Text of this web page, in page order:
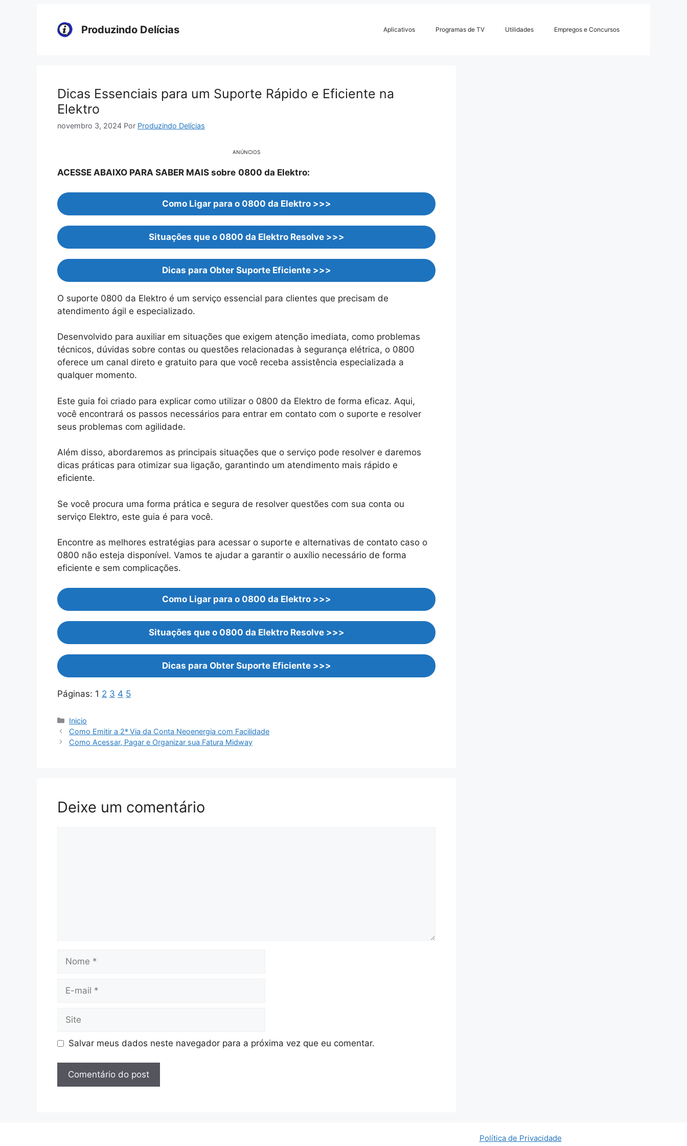
Produzindo Delícias Aplicativos Programas de TV Utilidades Empregos e Concursos
Dicas Essenciais para um Suporte Rápido e Eficiente na
Elektro
novembro 3, 2024 Por Produzindo Delícias
ANÚNCIOS
ACESSE ABAIXO PARA SABER MAIS sobre 0800 da Elektro:
Como Ligar para o 0800 da Elektro >>>
Situações que o 0800 da Elektro Resolve >>>
Dicas para Obter Suporte Eficiente >>>
O suporte 0800 da Elektro é um serviço essencial para clientes que precisam de
atendimento ágil e especializado.
Desenvolvido para auxiliar em situações que exigem atenção imediata, como problemas
técnicos, dúvidas sobre contas ou questões relacionadas à segurança elétrica, o 0800
oferece um canal direto e gratuito para que você receba assistência especializada a
qualquer momento.
Este guia foi criado para explicar como utilizar o 0800 da Elektro de forma eficaz. Aqui,
você encontrará os passos necessários para entrar em contato com o suporte e resolver
seus problemas com agilidade.
Além disso, abordaremos as principais situações que o serviço pode resolver e daremos
dicas práticas para otimizar sua ligação, garantindo um atendimento mais rápido e
eficiente.
Se você procura uma forma prática e segura de resolver questões com sua conta ou
serviço Elektro, este guia é para você.
Encontre as melhores estratégias para acessar o suporte e alternativas de contato caso o
0800 não esteja disponível. Vamos te ajudar a garantir o auxílio necessário de forma
eficiente e sem complicações.
Como Ligar para o 0800 da Elektro >>>
Situações que o 0800 da Elektro Resolve >>>
Dicas para Obter Suporte Eficiente >>>
Páginas: 1 2 3 4 5
Categorias
Inicio
Como Emitir a 2ª Via da Conta Neoenergia com Facilidade
Como Acessar, Pagar e Organizar sua Fatura Midway
Deixe um comentário
mail
Salvar meus dados neste navegador para a próxima vez que eu comentar.
Política de Privacidade